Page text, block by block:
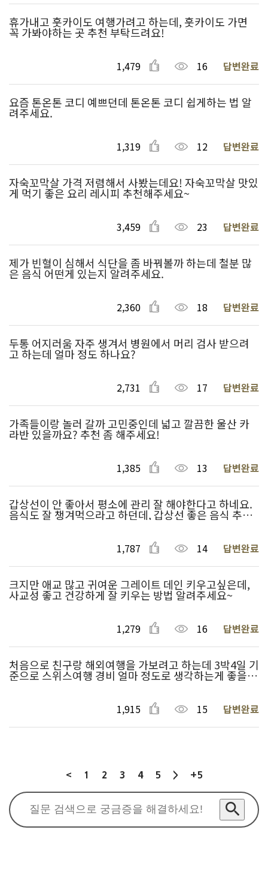
휴가내고 훗카이도 여행가려고 하는데, 훗카이도 가면
꼭 가봐야하는 곳 추천 부탁드려요!
1,479 16 답변완료
요즘 톤온톤 코디 예쁘던데 톤온톤 코디 쉽게하는 법 알
려주세요.
1,319 12 답변완료
자숙꼬막살 가격 저렴해서 사봤는데요! 자숙꼬막살 맛있
게 먹기 좋은 요리 레시피 추천해주세요~
3,459 23 답변완료
제가 빈혈이 심해서 식단을 좀 바꿔볼까 하는데 철분 많
은 음식 어떤게 있는지 알려주세요.
2,360 18 답변완료
두통 어지러움 자주 생겨서 병원에서 머리 검사 받으려
고 하는데 얼마 정도 하나요?
2,731 17 답변완료
가족들이랑 놀러 갈까 고민중인데 넓고 깔끔한 울산 카
라반 있을까요? 추천 좀 해주세요!
1,385 13 답변완료
갑상선이 안 좋아서 평소에 관리 잘 해야한다고 하네요.
음식도 잘 챙겨먹으라고 하던데, 갑상선 좋은 음식 추천
부탁드려요!
1,787 14 답변완료
크지만 애교 많고 귀여운 그레이트 데인 키우고싶은데,
사교성 좋고 건강하게 잘 키우는 방법 알려주세요~
1,279 16 답변완료
처음으로 친구랑 해외여행을 가보려고 하는데 3박4일 기
준으로 스위스여행 경비 얼마 정도로 생각하는게 좋을까
요?
1,915 15 답변완료
< 1 2 3 4 5 > +5